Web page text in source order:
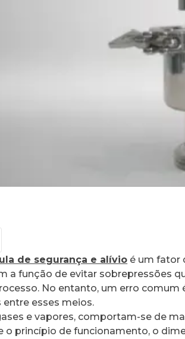
de segurança e alívio é um fator
a função de evitar sobrepressões
No entanto, um erro
esses meios.
e vapores, comportam-se de
princípio de funcionamento, o